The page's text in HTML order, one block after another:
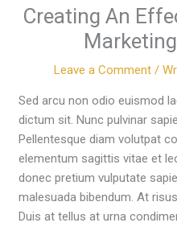
Creating An
Leave a Comment /
Sed arcu non odio euismod
dictum sit. Nunc pulvinar
Pellentesque diam volutpat
elementum sagittis vitae et
donec pretium vulputate
malesuada bibendum. At
Duis at tellus at urna